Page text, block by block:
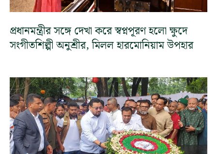
প্রধানমন্ত্রীর সঙ্গে দেখা করে স্বপ্নপূরণ হলো ক্ষুদে
সংগীতশিল্পী অনুশ্রীর, মিলল হারমোনিয়াম উপহার